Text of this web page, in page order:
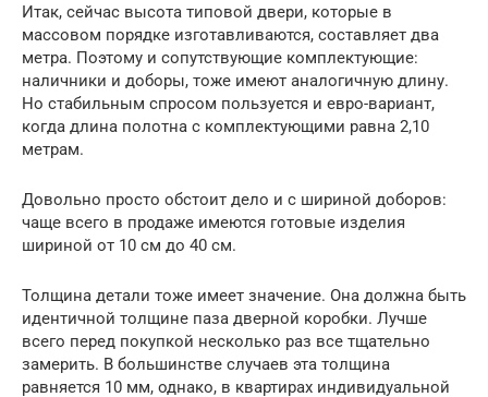
Итак, сейчас высота типовой двери, которые в
массовом порядке изготавливаются, составляет два
метра. Поэтому и сопутствующие комплектующие:
наличники и доборы, тоже имеют аналогичную длину.
Но стабильным спросом пользуется и евро-вариант,
когда длина полотна с комплектующими равна 2,10
метрам.
Довольно просто обстоит дело и с шириной доборов:
чаще всего в продаже имеются готовые изделия
шириной от 10 см до 40 см.
Толщина детали тоже имеет значение. Она должна быть
идентичной толщине паза дверной коробки. Лучше
всего перед покупкой несколько раз все тщательно
замерить. В большинстве случаев эта толщина
равняется 10 мм, однако, в квартирах индивидуальной